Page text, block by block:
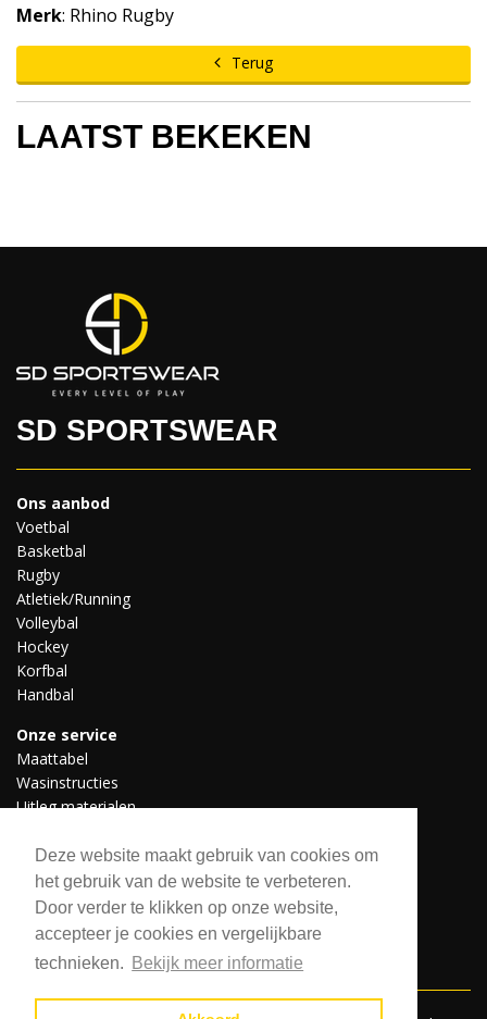
Deze website maakt gebruik van cookies om
het gebruik van de website te verbeteren.
Door verder te klikken op onze website,
accepteer je cookies en vergelijkbare
technieken.
Bekijk meer informatie
Merk: Rhino Rugby
Terug
LAATST BEKEKEN
SD SPORTSWEAR
Ons aanbod
Voetbal
Basketbal
Rugby
Atletiek/Running
Volleybal
Hockey
Korfbal
Handbal
Onze service
Maattabel
Wasinstructies
Uitleg materialen
Downloads
Volg ons